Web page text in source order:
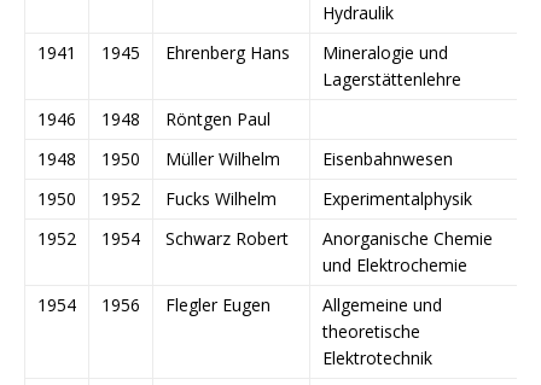
Hydraulik
1941
1945 Ehrenberg Hans
Mineralogie und
Lagerstättenlehre
1946
1948
Röntgen Paul
1948
1950 Müller Wilhelm
Eisenbahnwesen
1950
1952 Fucks Wilhelm
Experimentalphysik
1952
1954 Schwarz Robert
Anorganische Chemie
und Elektrochemie
1954
1956 Flegler Eugen
Allgemeine und
theoretische
Elektrotechnik